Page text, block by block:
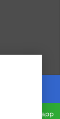
Powered by Nexura